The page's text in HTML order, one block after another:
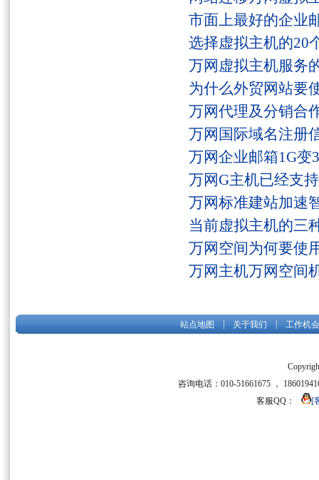
市面上最好的企业
选择虚拟主机的20
万网虚拟主机服务
为什么外贸网站要
万网代理及分销合
万网国际域名注册
万网企业邮箱1G变
万网G主机已经支
万网标准建站加速
当前虚拟主机的三
万网空间为何要使
万网主机万网空间
站点地图 关于我们 工作机会
咨询电话：010-51661675 ，
客服QQ：
[